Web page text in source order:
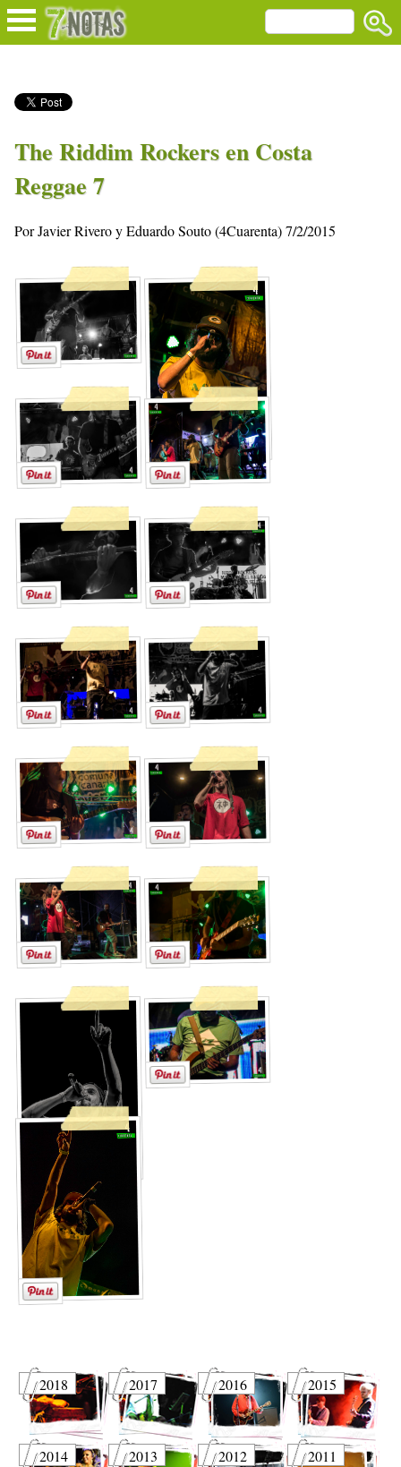
The Riddim Rockers en Costa
Reggae 7
Por Javier Rivero y Eduardo Souto (4Cuarenta) 7/2/2015
2018 2017 2016 2015
2014 2013 2012 2011